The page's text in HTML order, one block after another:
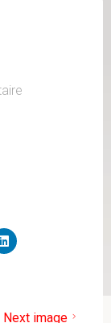
Next image